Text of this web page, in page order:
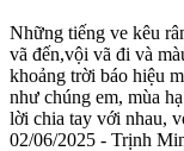
Những tiếng ve kêu
vã đến,vội vã đi và
khoảng trời báo hiệu
như chúng em, mùa
lời chia tay với nhau,
02/06/2025 - Trịnh